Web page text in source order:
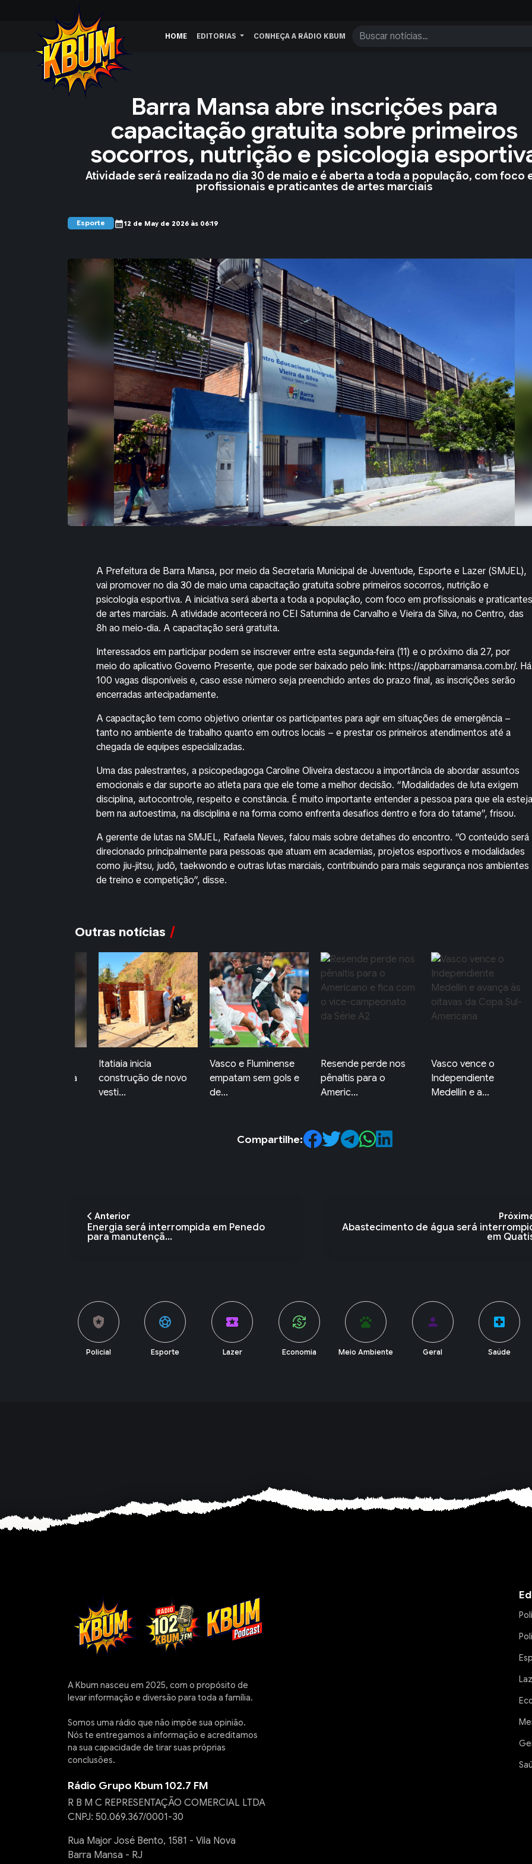
HOME EDITORIAS CONHEÇA A RÁDIO KBUM
Barra Mansa abre inscrições para
capacitação gratuita sobre primeiros
socorros, nutrição e psicologia
Atividade será realizada no dia 30 de maio e é aberta a toda a população, com foco
profissionais e praticantes de artes marciais
Esporte calendar_month12 de May de 2026 às 06:19
A Prefeitura de Barra Mansa, por meio da Secretaria Municipal de Juventude, Esporte e Lazer (SMJEL),
vai promover no dia 30 de maio uma capacitação gratuita sobre primeiros socorros, nutrição e
psicologia esportiva. A iniciativa será aberta a toda a população, com foco em profissionais e praticantes
de artes marciais. A atividade acontecerá no CEI Saturnina de Carvalho e Vieira da Silva, no Centro, das
8h ao meio-dia. A capacitação será gratuita.
Interessados em participar podem se inscrever entre esta segunda-feira (11) e o próximo dia 27, por
meio do aplicativo Governo Presente, que pode ser baixado pelo link: https://appbarramansa.com.br/. Há
100 vagas disponíveis e, caso esse número seja preenchido antes do prazo final, as inscrições serão
encerradas antecipadamente.
A capacitação tem como objetivo orientar os participantes para agir em situações de emergência –
tanto no ambiente de trabalho quanto em outros locais – e prestar os primeiros atendimentos até a
chegada de equipes especializadas.
Uma das palestrantes, a psicopedagoga Caroline Oliveira destacou a importância de abordar assuntos
emocionais e dar suporte ao atleta para que ele tome a melhor decisão. “Modalidades de luta exigem
disciplina, autocontrole, respeito e constância. É muito importante entender a pessoa para que ela esteja
bem na autoestima, na disciplina e na forma como enfrenta desafios dentro e fora do tatame”, frisou.
A gerente de lutas na SMJEL, Rafaela Neves, falou mais sobre detalhes do encontro. “O conteúdo será
direcionado principalmente para pessoas que atuam em academias, projetos esportivos e modalidades
como jiu-jitsu, judô, taekwondo e outras lutas marciais, contribuindo para mais segurança nos ambientes
de treino e competição”, disse.
Outras notícias
de novo
Vasco e Fluminense
empatam sem gols e
de...
Resende perde nos
pênaltis para o
Americ...
Vasco vence o
Independiente
Medellín e a...
Flamengo e
Fluminense empatam
seus jogos...
Compartilhe:
Anterior
Energia será interrompida em Penedo
para manutençã...
Abastecimento de água será
em
sports_soccer
Esporte
local_activity
Lazer
currency_exchange
Economia
pets
Meio Ambiente
person
Geral
local_hospital
Saúde
account_balance
Política
A Kbum nasceu em 2025, com o propósito de
levar informação e diversão para toda a família.
Somos uma rádio que não impõe sua opinião.
Nós te entregamos a informação e acreditamos
na sua capacidade de tirar suas próprias
conclusões.
Rádio Grupo Kbum 102.7 FM
R B M C REPRESENTAÇÃO COMERCIAL LTDA
CNPJ: 50.069.367/0001-30
Rua Major José Bento, 1581 - Vila Nova
Barra Mansa - RJ